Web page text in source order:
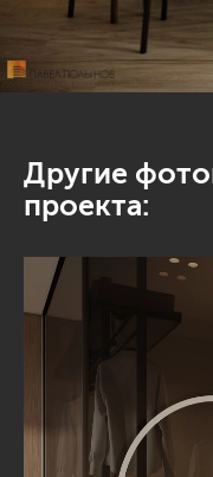
Другие
проекта: